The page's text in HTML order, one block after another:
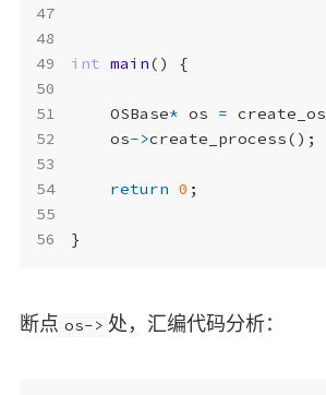
int main() {
OSBase* os = create_os
os->create_process();
return 0 ;
}
断点 os-> 处，汇编代码分析：